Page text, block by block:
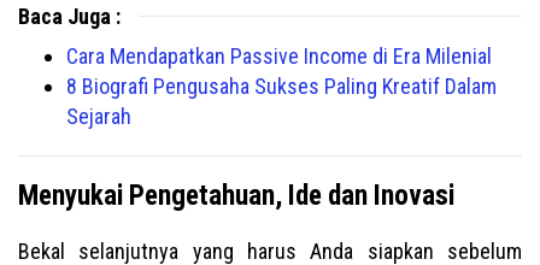
Baca Juga :
Cara Mendapatkan Passive Income di Era Milenial
8 Biografi Pengusaha Sukses Paling Kreatif Dalam
Sejarah
Menyukai Pengetahuan, Ide dan Inovasi
Bekal selanjutnya yang harus Anda siapkan sebelum